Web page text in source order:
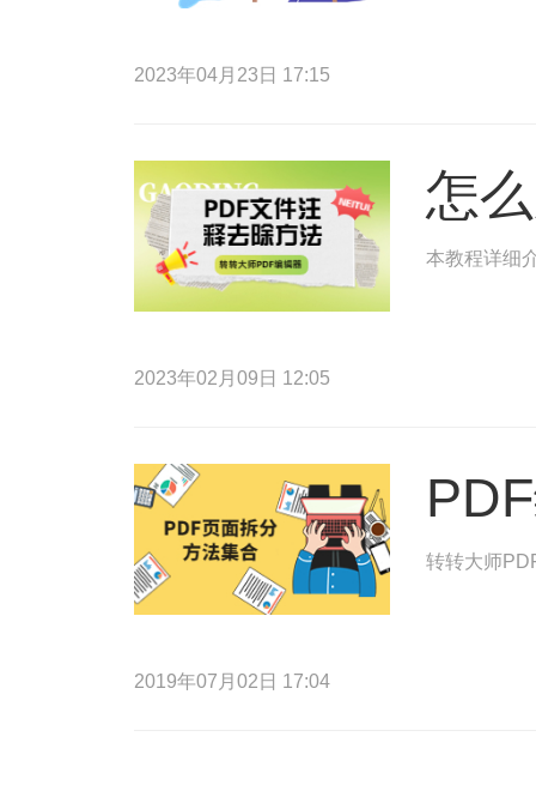
2023年04月23日 17:15
怎
本教程详细
2023年02月09日 12:05
转转大师
2019年07月02日 17:04